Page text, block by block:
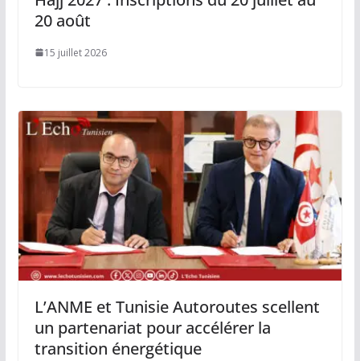
20 août
15 juillet 2026
L’ANME et Tunisie Autoroutes scellent
un partenariat pour accélérer la
transition énergétique